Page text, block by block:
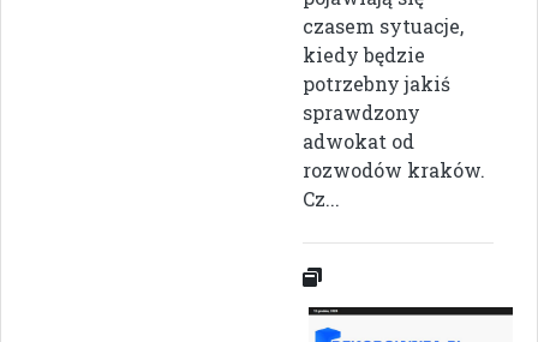
czasem sytuacje,
kiedy będzie
potrzebny jakiś
sprawdzony
adwokat od
rozwodów kraków.
Cz...